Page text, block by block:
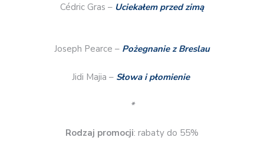
Cédric Gras – Uciekałem przed zimą
Joseph Pearce – Pożegnanie z Breslau
Jidi Majia – Słowa i płomienie
*
Rodzaj promocji: rabaty do 55%